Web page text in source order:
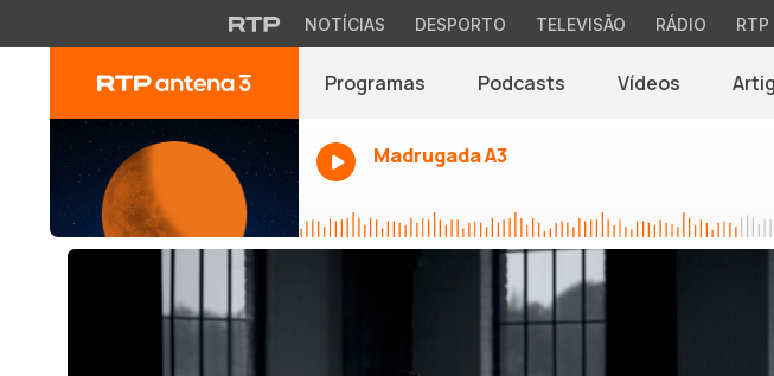
NOTÍCIAS DESPORTO TELEVISÃO RÁDIO RTP
Programas Podcasts Vídeos
Madrugada A3